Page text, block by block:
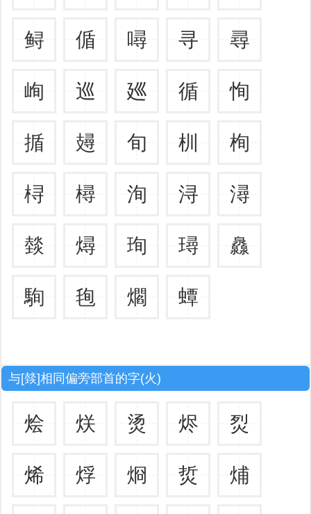
鲟 偱 噚 寻 尋
峋 巡 廵 循 恂
揗 攳 旬 杊 栒
桪 樳 洵 浔 潯
燅 燖 珣 璕 灥
駨 毥 爓 蟫
与[燅]相同偏旁部首的字(火)
烩 烪 烫 烬 烮
烯 烰 烱 烲 烳